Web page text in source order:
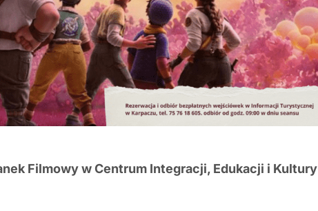
Filmowy w Centrum Integracji, Edukacji i Kultury